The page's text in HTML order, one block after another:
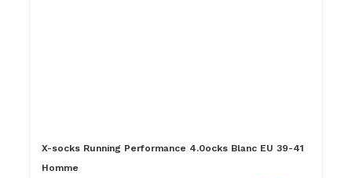
X-socks Running Performance 4.0ocks Blanc EU 39-41
Homme